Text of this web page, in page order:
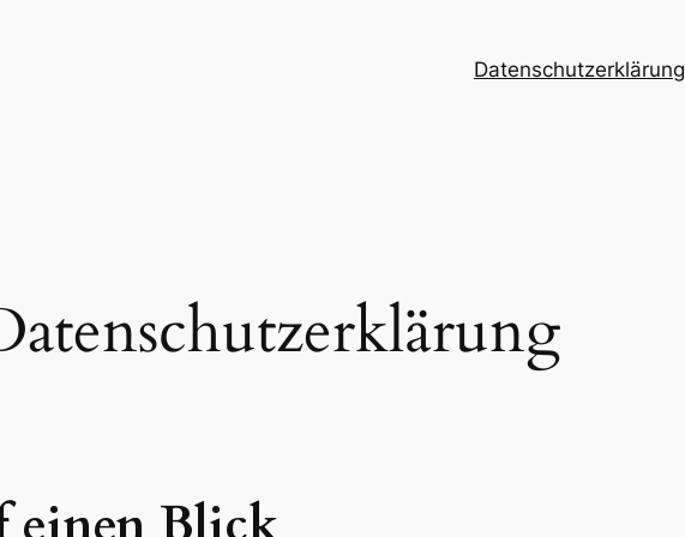
Datenschutzerklärung